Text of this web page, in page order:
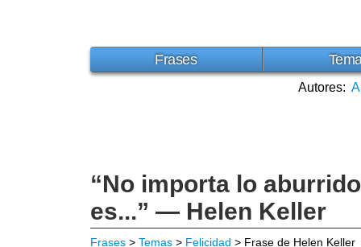
Frases
Autores: A
“No importa lo
es...” — Helen Keller
Frases > Temas > Felicidad > Frase de Helen Keller